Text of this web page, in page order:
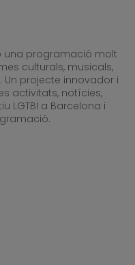
una programació molt
culturals, musicals,
Un projecte innovador i
activitats, notícies,
LGTBI a Barcelona i